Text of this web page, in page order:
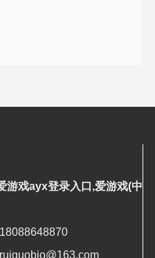
游戏ayx登录入口,爱游戏(中